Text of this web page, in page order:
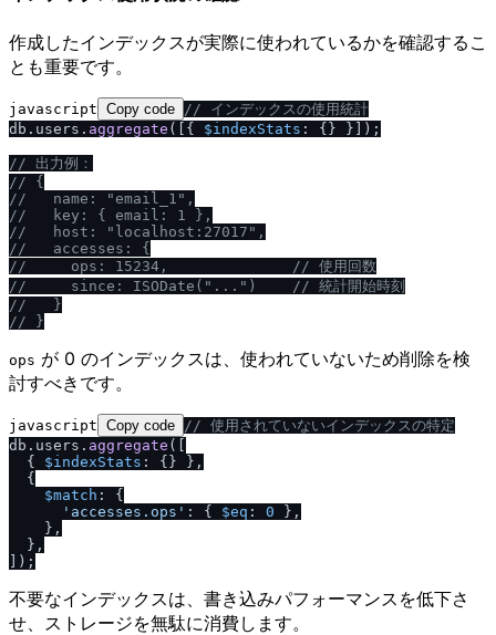
作成したインデックスが実際に使われているかを確認するこ
とも重要です。
javascript Copy code / / インデックスの使用統計
db. users . aggregate ([{ $indexStats : {} }]);
/ / 出力例：
/ / {
/ /
   name: "email_1",
/ /
   key: { email: 1 },
/ /
   host: "localhost:27017",
/ /
   accesses: {
/ /
     ops: 15234,
/ / 使用回数
/ /
     since: ISODate("...")
/ / 統計開始時刻
/ /
   }
/ / }
ops が 0 のインデックスは、使われていないため削除を検
討すべきです。
javascript Copy code / / 使用されていないインデックスの特定
db. users . aggregate ([
  {
$indexStats : {} },
  {
$match : {
'accesses.ops' : { $eq : 0 },
    },
  },
不要なインデックスは、書き込みパフォーマンスを低下さ
せ、ストレージを無駄に消費します。